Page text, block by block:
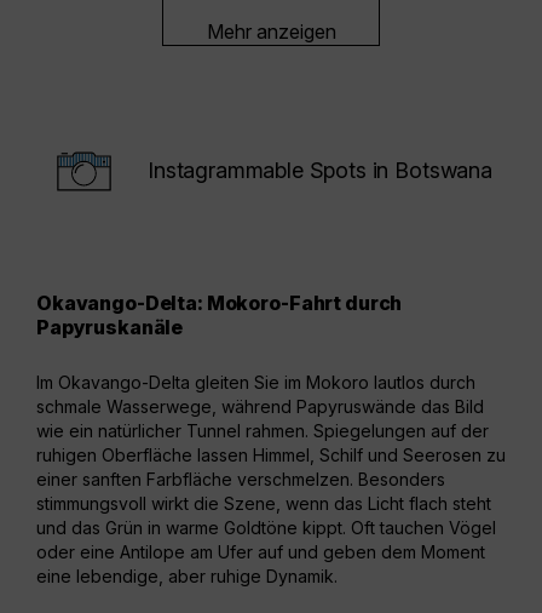
Mehr anzeigen
Instagrammable Spots in Botswana
Okavango-Delta: Mokoro-Fahrt durch
Papyruskanäle
Im Okavango-Delta gleiten Sie im Mokoro lautlos durch
schmale Wasserwege, während Papyruswände das Bild
wie ein natürlicher Tunnel rahmen. Spiegelungen auf der
ruhigen Oberfläche lassen Himmel, Schilf und Seerosen zu
einer sanften Farbfläche verschmelzen. Besonders
stimmungsvoll wirkt die Szene, wenn das Licht flach steht
und das Grün in warme Goldtöne kippt. Oft tauchen Vögel
oder eine Antilope am Ufer auf und geben dem Moment
eine lebendige, aber ruhige Dynamik.